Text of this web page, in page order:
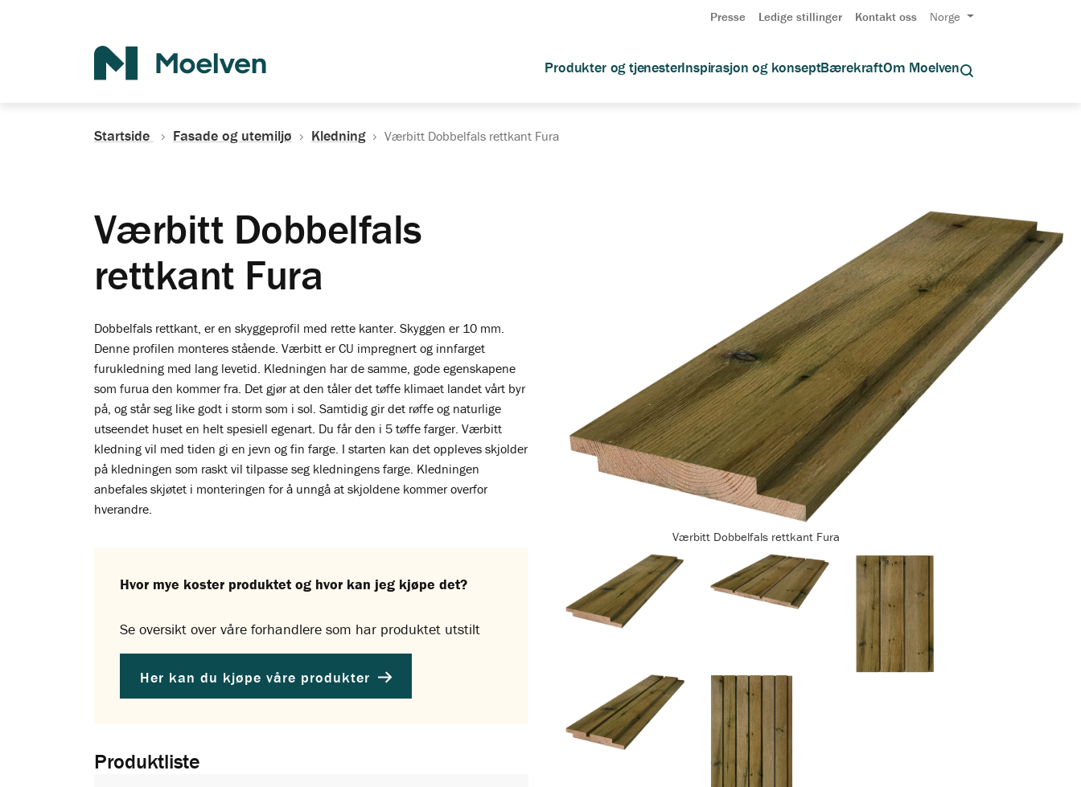
Presse Ledige stillinger Kontakt oss Norge
Produkter og tjenesterInspirasjon og konseptBærekraftOm Moelven
Startside Fasade og utemiljø Kledning Værbitt Dobbelfals rettkant Fura
Værbitt Dobbelfals
rettkant Fura
Dobbelfals rettkant, er en skyggeprofil med rette kanter. Skyggen er 10 mm.
Denne profilen monteres stående. Værbitt er CU impregnert og innfarget
furukledning med lang levetid. Kledningen har de samme, gode egenskapene
som furua den kommer fra. Det gjør at den tåler det tøffe klimaet landet vårt byr
på, og står seg like godt i storm som i sol. Samtidig gir det røffe og naturlige
utseendet huset en helt spesiell egenart. Du får den i 5 tøffe farger. Værbitt
kledning vil med tiden gi en jevn og fin farge. I starten kan det oppleves skjolder
på kledningen som raskt vil tilpasse seg kledningens farge. Kledningen
anbefales skjøtet i monteringen for å unngå at skjoldene kommer overfor
hverandre.
Hvor mye koster produktet og hvor kan jeg kjøpe det?
Se oversikt over våre forhandlere som har produktet utstilt
Her kan du kjøpe våre produkter
Produktliste
Værbitt Dobbelfals rettkant Fura